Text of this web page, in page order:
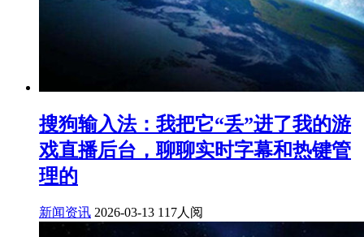
搜狗输入法：我把它“丢”进了我的游
戏直播后台，聊聊实时字幕和热键管
理的
新闻资讯 2026-03-13 117人阅